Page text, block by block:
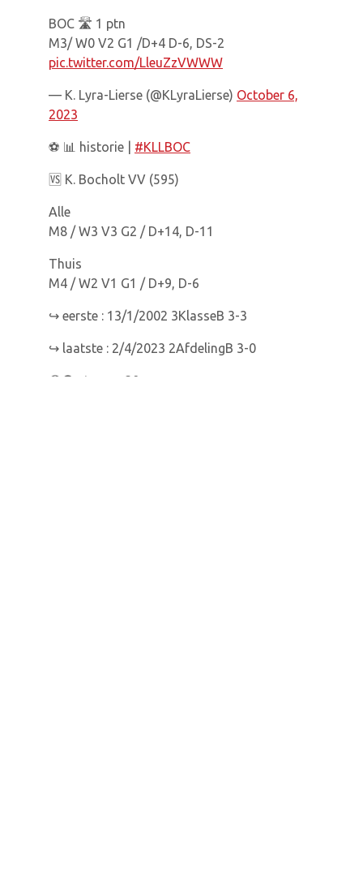
BOC 🛣 1 ptn
M3/ W0 V2 G1 /D+4 D-6, DS-2
pic.twitter.com/LleuZzVWWW
— K. Lyra-Lierse (@KLyraLierse) October 6,
2023
⚽️ 📊 historie | #KLLBOC
🆚️ K. Bocholt VV (595)
Alle
M8 / W3 V3 G2 / D+14, D-11
Thuis
M4 / W2 V1 G1 / D+9, D-6
↪️ eerste : 13/1/2002 3KlasseB 3-3
↪️ laatste : 2/4/2023 2AfdelingB 3-0
🟡⚫️ stamnr. 30: –